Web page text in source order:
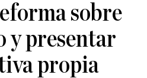
sobre
y presentar
propia